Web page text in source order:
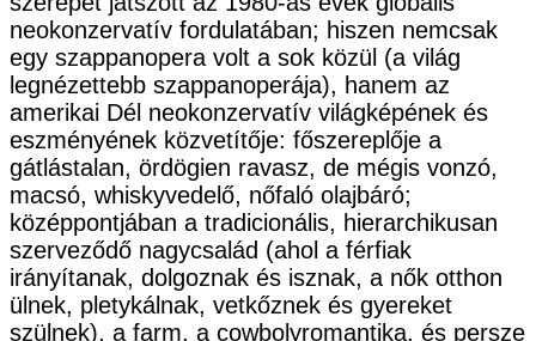
neokonzervatív fordulatában; hiszen nemcsak
egy szappanopera volt a sok közül (a világ
legnézettebb szappanoperája), hanem az
amerikai Dél neokonzervatív világképének és
eszményének közvetítője: főszereplője a
gátlástalan, ördögien ravasz, de mégis vonzó,
macsó, whiskyvedelő, nőfaló olajbáró;
középpontjában a tradicionális, hierarchikusan
szerveződő nagycsalád (ahol a férfiak
irányítanak, dolgoznak és isznak, a nők otthon
ülnek, pletykálnak, vetkőznek és gyereket
szülnek), a farm, a cowbolyromantika, és persze